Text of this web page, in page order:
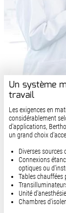
Un système
travail
Les exigences en
considérablement
d'applications,
un grand choix
Diverses
Connexions
optiques ou
Tables
Unité
Chambres